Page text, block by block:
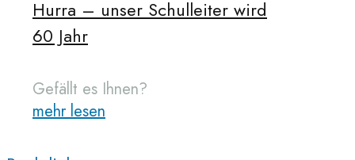
Hurra – unser Schulleiter wird
60 Jahr
Gefällt es Ihnen?
mehr lesen